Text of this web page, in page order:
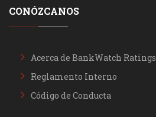
CONÓZCANOS
Acerca de BankWatch Ratings
Reglamento Interno
Código de Conducta